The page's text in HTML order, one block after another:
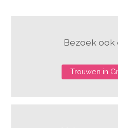
Bezoek ook
Trouwen in